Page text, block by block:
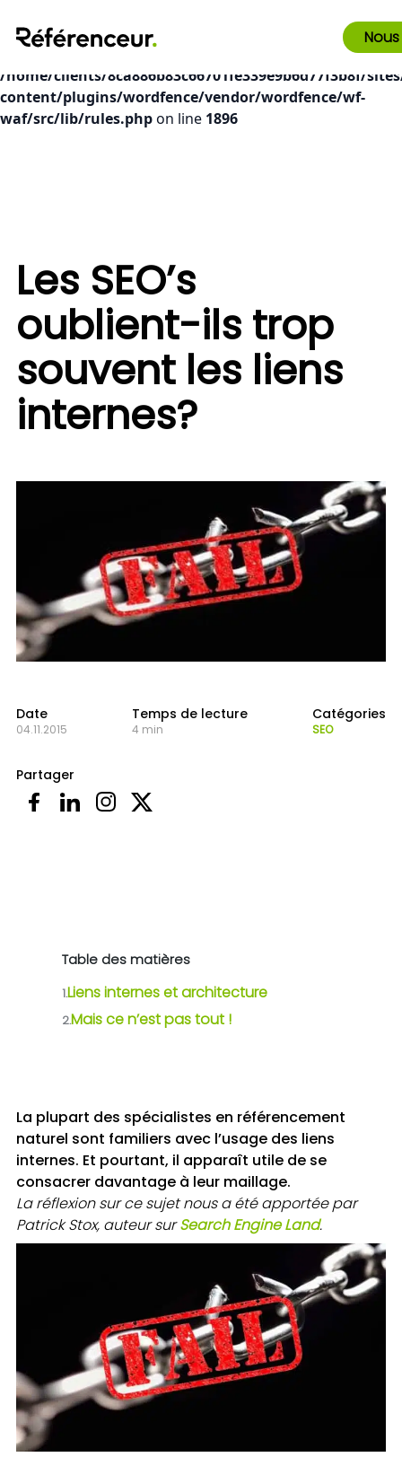
Deprecated: preg_replace(): Passing null to parameter #3
($subject) of type array|string is deprecated in
/home/clients/8ca886b83c66701fe339e9b6d77f3b8f/
content/plugins/wordfence/vendor/wordfence/wf-
waf/src/lib/rules.phpon line 1896
Les SEO’s
oublient-ils trop
souvent les liens
internes?
Date
04.11.2015
Temps de lecture
4 min
Catégories
SEO
Partager
Table des matières
1.Liens internes et architecture
2.Mais ce n’est pas tout !
La plupart des spécialistes en référencement
naturel sont familiers avec l’usage des liens
internes. Et pourtant, il apparaît utile de se
consacrer davantage à leur maillage.
La réflexion sur ce sujet nous a été apportée par
Patrick Stox, auteur surSearch Engine Land.